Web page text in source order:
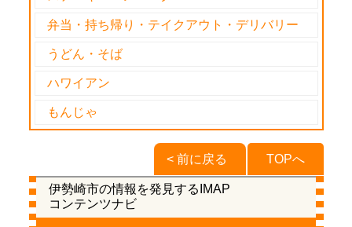
弁当・持ち帰り・テイクアウト・デリバリー
うどん・そば
ハワイアン
もんじゃ
TOPへ
< 前に戻る
伊勢崎市の情報を発見するIMAP
コンテンツナビ